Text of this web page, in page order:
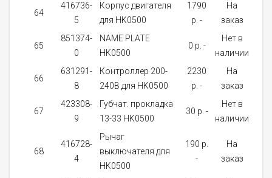
64
416736-
5
Корпус двигателя
для HK0500
1790
p. -
На
заказ
65
851374-
0
NAME PLATE
HK0500
0 p. -
Нет в
наличии
66
631291-
8
Контроллер 200-
240В для HK0500
2230
p. -
На
заказ
67
423308-
9
Губчат. прокладка
13-33 HK0500
30 p. -
Нет в
наличии
68
416728-
4
Рычаг
выключателя для
HK0500
190 p.
-
На
заказ